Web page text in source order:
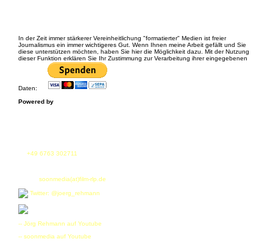
In der Zeit immer stärkerer Vereinheitlichung "formatierter" Medien ist freier
Journalismus ein immer wichtigeres Gut. Wenn Ihnen meine Arbeit gefällt und Sie
diese unterstützen möchten, haben Sie hier die Möglichkeit dazu. Mit der Nutzung
dieser Funktion erklären Sie Ihr Zustimmung zur Verarbeitung ihrer eingegebenen
Daten:
Powered by
+49 6763 302711
soonmedia(at)film-rlp.de
Twitter: @joerg_rehmann
-- Jörg Rehmann auf Youtube
-- soonmedia auf Youtube